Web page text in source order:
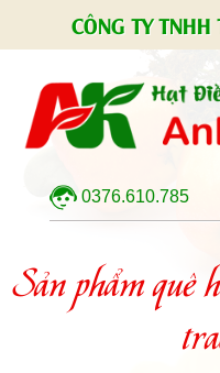
CÔNG TY
0376.610.785
Sản phẩm